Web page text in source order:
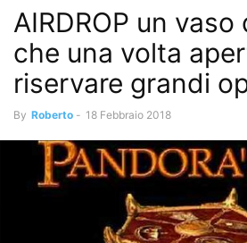
AIRDROP un
che una volta
riservare grandi
By Roberto - 18 Febbraio 2018